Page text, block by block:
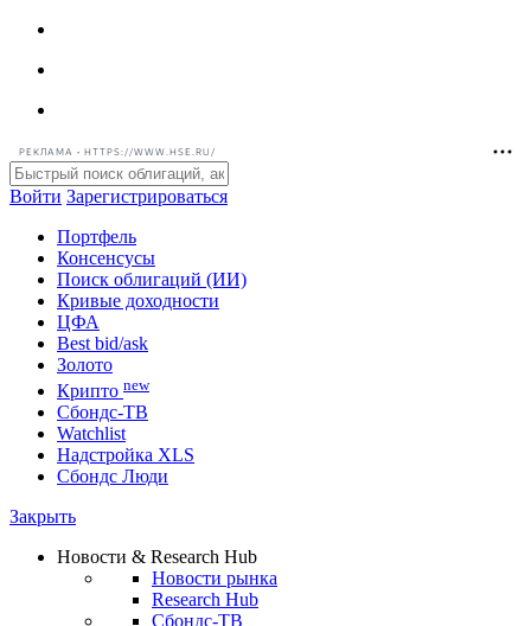
РЕКЛАМА • HTTPS://WWW.HSE.RU/
Войти Зарегистрироваться
Портфель
Консенсусы
Поиск облигаций (ИИ)
Кривые доходности
ЦФА
Best bid/ask
Золото
Крипто new
Watchlist
Сбондс Люди